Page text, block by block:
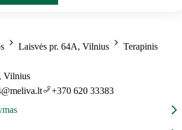
Laisvės pr. 64A, Vilnius
Terapinis
Vilnius
+370 620 33383